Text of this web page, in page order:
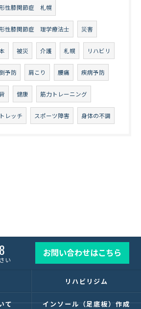
性膝関節症 札幌
性膝関節症 理学療法士 災害
被災 介護 札幌 リハビリ
予防 肩こり 腰痛 疾病予防
健康 筋力トレーニング
レッチ スポーツ障害 身体の不調
い
お問い合わせはこちら
リハビリジム
て インソール（足底板）作成